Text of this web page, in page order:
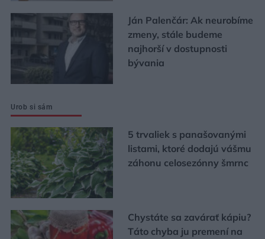
Ján Palenčár: Ak neurobíme
zmeny, stále budeme
najhorší v dostupnosti
bývania
Urob si sám
5 trvaliek s panašovanými
listami, ktoré dodajú vášmu
záhonu celosezónny šmrnc
Chystáte sa zavárať kápiu?
Táto chyba ju premení na